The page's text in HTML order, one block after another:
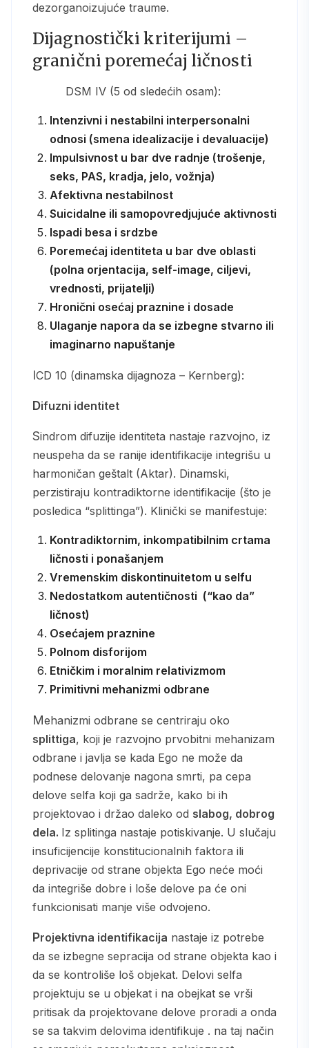
dezorganoizujuće traume.
Dijagnostički kriterijumi –
granični poremećaj ličnosti
DSM IV (5 od sledećih osam):
Intenzivni i nestabilni interpersonalni
odnosi (smena idealizacije i devaluacije)
Impulsivnost u bar dve radnje (trošenje,
seks, PAS, kradja, jelo, vožnja)
Afektivna nestabilnost
Suicidalne ili samopovredjujuće aktivnosti
Ispadi besa i srdzbe
Poremećaj identiteta u bar dve oblasti
(polna orjentacija, self-image, ciljevi,
vrednosti, prijatelji)
Hronični osećaj praznine i dosade
Ulaganje napora da se izbegne stvarno ili
imaginarno napuštanje
ICD 10 (dinamska dijagnoza – Kernberg):
Difuzni identitet
Sindrom difuzije identiteta nastaje razvojno, iz
neuspeha da se ranije identifikacije integrišu u
harmoničan geštalt (Aktar). Dinamski,
perzistiraju kontradiktorne identifikacije (što je
posledica “splittinga”). Klinički se manifestuje:
Kontradiktornim, inkompatibilnim crtama
ličnosti i ponašanjem
Vremenskim diskontinuitetom u selfu
Nedostatkom autentičnosti (“kao da”
ličnost)
Osećajem praznine
Polnom disforijom
Etničkim i moralnim relativizmom
Primitivni mehanizmi odbrane
Mehanizmi odbrane se centriraju oko
splittiga, koji je razvojno prvobitni mehanizam
odbrane i javlja se kada Ego ne može da
podnese delovanje nagona smrti, pa cepa
delove selfa koji ga sadrže, kako bi ih
projektovao i držao daleko od slabog, dobrog
dela. Iz splitinga nastaje potiskivanje. U slučaju
insuficijencije konstitucionalnih faktora ili
deprivacije od strane objekta Ego neće moći
da integriše dobre i loše delove pa će oni
funkcionisati manje više odvojeno.
Projektivna identifikacija nastaje iz potrebe
da se izbegne sepracija od strane objekta kao i
da se kontroliše loš objekat. Delovi selfa
projektuju se u objekat i na obejkat se vrši
pritisak da projektovane delove proradi a onda
se sa takvim delovima identifikuje . na taj način